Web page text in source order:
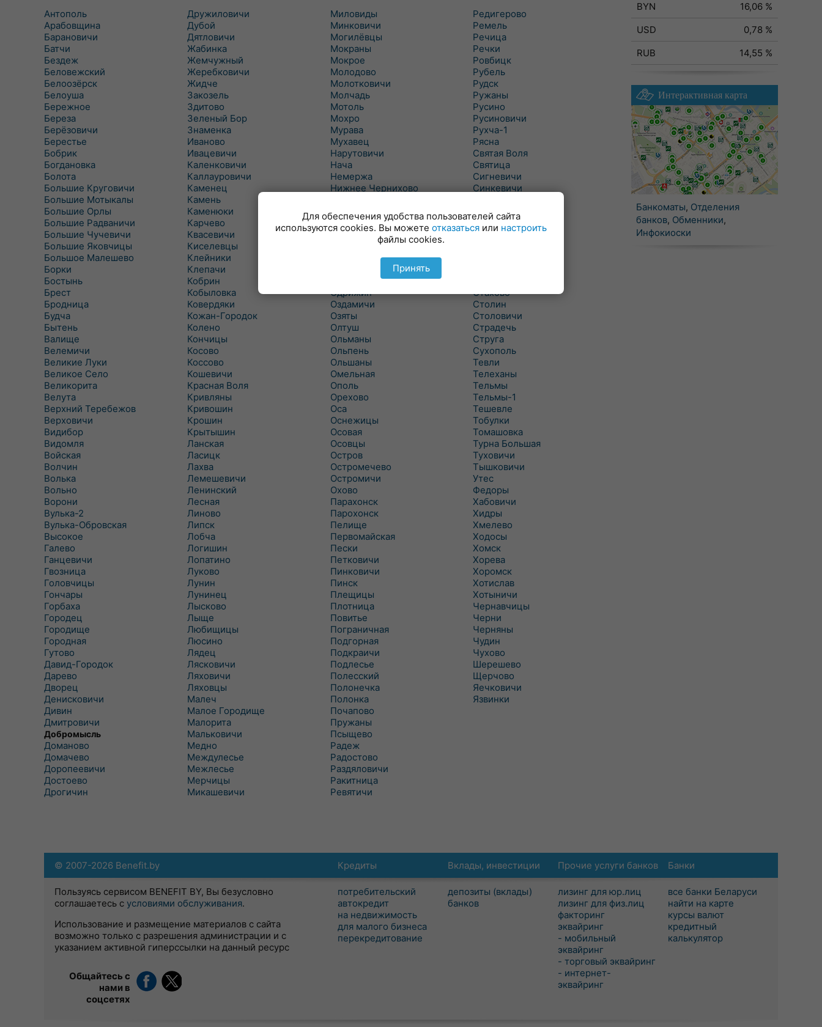
Антополь
Арабовщина
Барановичи
Батчи
Бездеж
Беловежский
Белоозёрск
Белоуша
Бережное
Береза
Берёзовичи
Берестье
Бобрик
Богдановка
Болота
Большие Круговичи
Большие Мотыкалы
Большие Орлы
Большие Радваничи
Большие Чучевичи
Большие Яковчицы
Большое Малешево
Борки
Бостынь
Брест
Бродница
Будча
Бытень
Валище
Велемичи
Великие Луки
Великое Село
Великорита
Велута
Верхний Теребежов
Верховичи
Видибор
Видомля
Войская
Волчин
Волька
Вольно
Ворони
Вулька-2
Вулька-Обровская
Высокое
Галево
Ганцевичи
Гвозница
Головчицы
Гончары
Горбаха
Городец
Городище
Городная
Гутово
Давид-Городок
Дарево
Дворец
Денисковичи
Дивин
Дмитровичи
Добромысль
Доманово
Домачево
Доропеевичи
Достоево
Дрогичин
Дружиловичи
Дубой
Дятловичи
Жабинка
Жемчужный
Жеребковичи
Жидче
Закозель
Здитово
Зеленый Бор
Знаменка
Иваново
Ивацевичи
Каленковичи
Каллауровичи
Каменец
Камень
Каменюки
Карчево
Квасевичи
Киселевцы
Клейники
Клепачи
Кобрин
Кобыловка
Ковердяки
Кожан-Городок
Колено
Кончицы
Косово
Коссово
Кошевичи
Красная Воля
Кривляны
Кривошин
Крошин
Крытышин
Ланская
Ласицк
Лахва
Лемешевичи
Ленинский
Лесная
Линово
Липск
Лобча
Логишин
Лопатино
Луково
Лунин
Лунинец
Лысково
Лыще
Любищицы
Люсино
Лядец
Лясковичи
Ляховичи
Ляховцы
Малеч
Малое Городище
Малорита
Мальковичи
Медно
Междулесье
Межлесье
Мерчицы
Микашевичи
Миловиды
Минковичи
Могилёвцы
Мокраны
Мокрое
Молодово
Молотковичи
Молчадь
Мотоль
Мохро
Мурава
Мухавец
Нарутовичи
Нача
Немержа
Нижнее Чернихово
Новицковичи
Новоселки
Новые Засимовичи
Новые Лыщицы
Оберовщина
Одрижин
Оздамичи
Озяты
Олтуш
Ольманы
Ольпень
Ольшаны
Омельная
Ополь
Орехово
Оса
Оснежицы
Осовая
Осовцы
Остров
Остромечево
Остромичи
Охово
Парахонск
Парохонск
Пелище
Первомайская
Пески
Петковичи
Пинковичи
Пинск
Плещицы
Плотница
Повитье
Пограничная
Подгорная
Подкраичи
Подлесье
Полесский
Полонечка
Полонка
Почапово
Пружаны
Псыщево
Радеж
Радостово
Раздяловичи
Ракитница
Ревятичи
Редигерово
Ремель
Речица
Речки
Ровбицк
Рубель
Рудск
Ружаны
Русино
Русиновичи
Рухча-1
Рясна
Святая Воля
Святица
Сигневичи
Синкевичи
Снитово
Соколово
Сочивки
Стахово
Столин
Столовичи
Страдечь
Струга
Сухополь
Тевли
Телеханы
Тельмы
Тельмы-1
Тешевле
Тобулки
Томашовка
Турна Большая
Туховичи
Тышковичи
Утес
Федоры
Хабовичи
Хидры
Хмелево
Ходосы
Хомск
Хорева
Хоромск
Хотислав
Хотыничи
Чернавчицы
Черни
Черняны
Чудин
Чухово
Шерешево
Щерчово
Яечковичи
Язвинки
BYN
16,06 %
USD
0,78 %
RUB
14,55 %
Интерактивная карта
Банкоматы, Отделения
банков, Обменники,
Инфокиоски
Кредиты
потребительский
автокредит
на недвижимость
для малого бизнеса
перекредитование
Вклады, инвестиции
депозиты (вклады)
банков
Прочие услуги банков
лизинг для юр.лиц
лизинг для физ.лиц
факторинг
эквайринг
- мобильный
эквайринг
- торговый эквайринг
- интернет-
эквайринг
Банки
все банки Беларуси
найти на карте
курсы валют
кредитный
калькулятор
© 2007-2026 Benefit.by
Пользуясь сервисом BENEFIT BY, Вы безусловно
соглашаетесь с условиями обслуживания.
Использование и размещение материалов с сайта
возможно только с разрешения администрации и с
указанием активной гиперссылки на данный ресурс
Общайтесь с
нами в
соцсетях
Для обеспечения удобства пользователей сайта
используются cookies. Вы можете отказаться или настроить
файлы cookies.
Принять